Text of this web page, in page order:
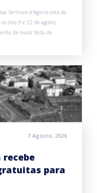
Senhora d’Agonia está de
dias 9 e 22 de agosto,
da maior festa da
7 Agosto, 2026
recebe
para